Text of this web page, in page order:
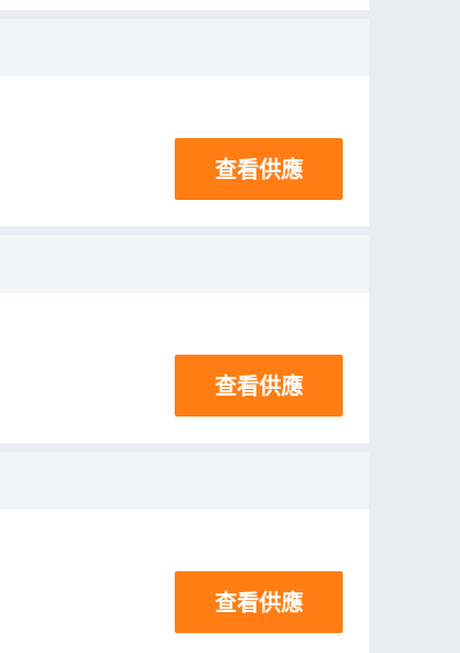
查看供應
查看供應
查看供應